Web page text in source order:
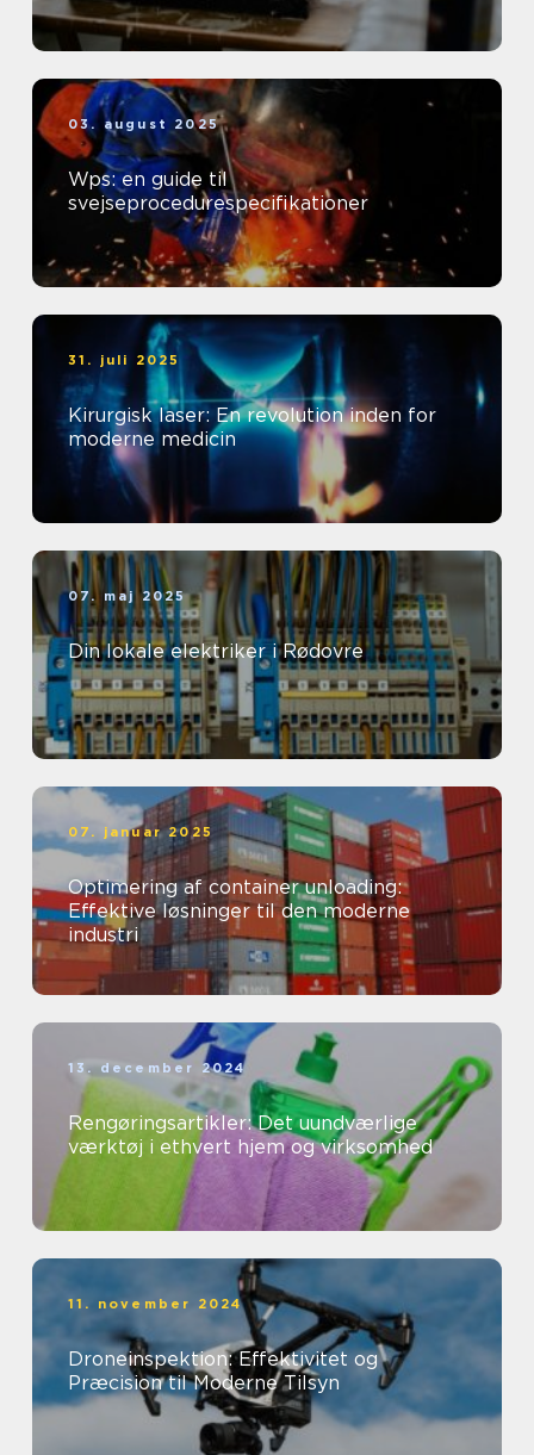
03. august 2025
Wps: en guide til
svejseprocedurespecifikationer
31. juli 2025
Kirurgisk laser: En revolution inden for
moderne medicin
07. maj 2025
Din lokale elektriker i Rødovre
07. januar 2025
Optimering af container unloading:
Effektive løsninger til den moderne
industri
13. december 2024
Rengøringsartikler: Det uundværlige
værktøj i ethvert hjem og virksomhed
11. november 2024
Droneinspektion: Effektivitet og
Præcision til Moderne Tilsyn